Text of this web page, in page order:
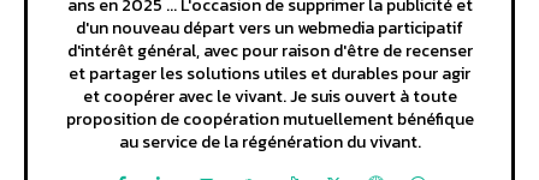
d'un nouveau départ vers un webmedia participatif
d'intérêt général, avec pour raison d'être de recenser
et partager les solutions utiles et durables pour agir
et coopérer avec le vivant. Je suis ouvert à toute
proposition de coopération mutuellement bénéfique
au service de la régénération du vivant.